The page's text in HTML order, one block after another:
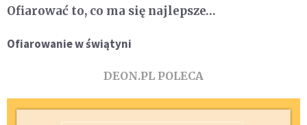
Ofiarować to, co ma się najlepsze…
Ofiarowanie w świątyni
DEON.PL POLECA